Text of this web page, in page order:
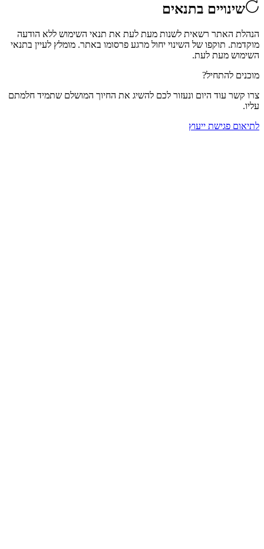
שינויים בתנאים
הנהלת האתר רשאית לשנות מעת לעת את תנאי השימוש ללא הודעה
מוקדמת. תוקפו של השינוי יחול מרגע פרסומו באתר. מומלץ לעיין בתנאי
השימוש מעת לעת.
מוכנים להתחיל?
צרו קשר עוד היום ונעזור לכם להשיג את החיוך המושלם שתמיד חלמתם
עליו.
לתיאום פגישת ייעוץ